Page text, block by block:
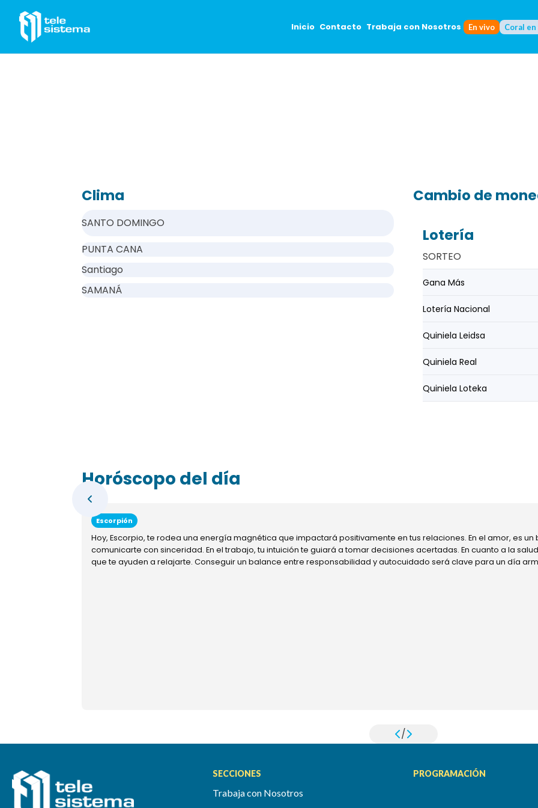
Inicio Contacto Trabaja con Nosotros En vivo Coral
Clima
SANTO DOMINGO
PUNTA CANA
Santiago
SAMANÁ
Cambio de
Lotería
SORTEO
Gana Más
Lotería Nacional
Quiniela Leidsa
Quiniela Real
Quiniela Loteka
Horóscopo del día
Escorpión
Hoy, Escorpio, te rodea una energía magnética que impactará positivamente en tus relaciones. En el amor, es
comunicarte con sinceridad. En el trabajo, tu intuición te guiará a tomar decisiones acertadas. En cuanto a la
que te ayuden a relajarte. Conseguir un balance entre responsabilidad y autocuidado será clave para un día
/
SECCIONES
Trabaja con Nosotros
PROGRAMACIÓN